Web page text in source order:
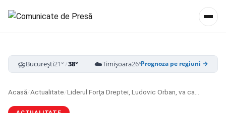
⛈️București21°/38° ☁️Timișoara26°/39° ⛈️Cluj-Napoca
Prognoza pe regiuni →
Acasă/Actualitate/